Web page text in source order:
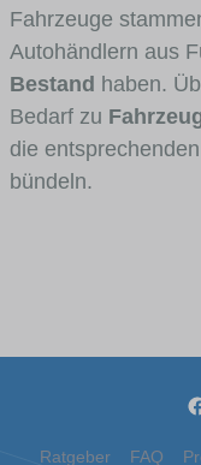
Fahrzeuge
Autohändlern aus
Bestand haben.
Bedarf zu
die
bündeln.
Ratgeber FAQ